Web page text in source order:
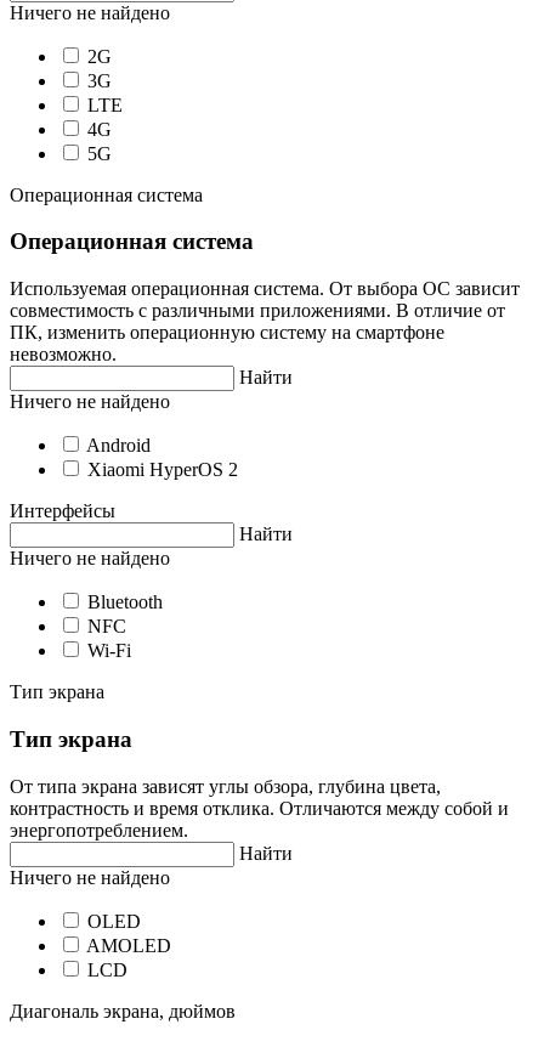
Ничего не найдено
2G
3G
LTE
4G
5G
Операционная система
Операционная система
Используемая операционная система. От выбора ОС зависит
совместимость с различными приложениями. В отличие от
ПК, изменить операционную систему на смартфоне
невозможно.
Найти
Ничего не найдено
Android
Xiaomi HyperOS 2
Интерфейсы
Найти
Ничего не найдено
Bluetooth
NFC
Wi-Fi
Тип экрана
Тип экрана
От типа экрана зависят углы обзора, глубина цвета,
контрастность и время отклика. Отличаются между собой и
энергопотреблением.
Найти
Ничего не найдено
OLED
AMOLED
LCD
Диагональ экрана, дюймов